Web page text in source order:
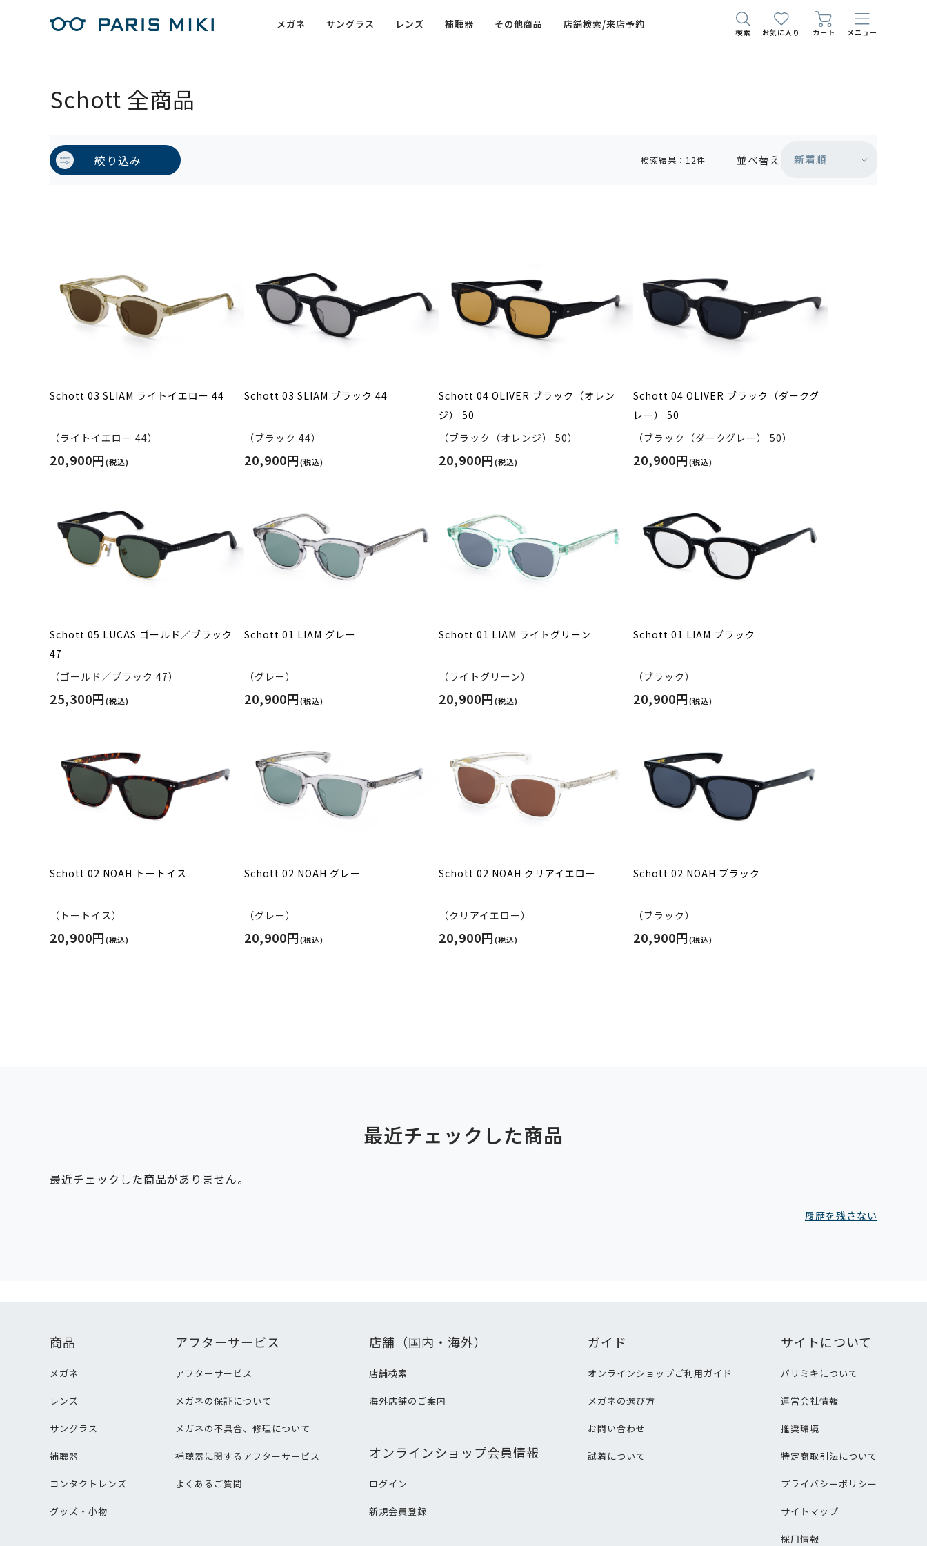
メガネ サングラス レンズ 補聴器 その他商品 店舗検索/来店予約
検索 お気に入り カート メニュー
Schott 全商品
絞り込み 検索結果：12件 並べ替え 新着順
Schott 03 SLIAM ライトイエロー 44
（ライトイエロー 44）
20,900円(税込)
Schott 03 SLIAM ブラック 44
（ブラック 44）
20,900円(税込)
Schott 04 OLIVER ブラック（オレン
ジ） 50
（ブラック（オレンジ） 50）
20,900円(税込)
Schott 04 OLIVER ブラック（ダークグ
レー） 50
（ブラック（ダークグレー） 50）
20,900円(税込)
Schott 05 LUCAS ゴールド／ブラック
47
（ゴールド／ブラック 47）
25,300円(税込)
Schott 01 LIAM グレー
（グレー）
20,900円(税込)
Schott 01 LIAM ライトグリーン
（ライトグリーン）
20,900円(税込)
Schott 01 LIAM ブラック
（ブラック）
20,900円(税込)
Schott 02 NOAH トートイス
（トートイス）
20,900円(税込)
Schott 02 NOAH グレー
（グレー）
20,900円(税込)
Schott 02 NOAH クリアイエロー
（クリアイエロー）
20,900円(税込)
Schott 02 NOAH ブラック
（ブラック）
20,900円(税込)
最近チェックした商品
最近チェックした商品がありません。
履歴を残さない
商品
メガネ
レンズ
サングラス
補聴器
コンタクトレンズ
グッズ・小物
アフターサービス
アフターサービス
メガネの保証について
メガネの不具合、修理について
補聴器に関するアフターサービス
よくあるご質問
店舗（国内・海外）
店舗検索
海外店舗のご案内
オンラインショップ会員情報
ログイン
新規会員登録
ガイド
オンラインショップご利用ガイド
メガネの選び方
お問い合わせ
試着について
サイトについて
パリミキについて
運営会社情報
推奨環境
特定商取引法について
プライバシーポリシー
サイトマップ
採用情報